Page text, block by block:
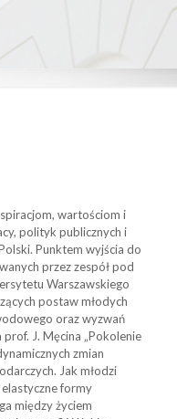
wartościom i
polityk publicznych i
Punktem wyjścia do
przez zespół pod
Warszawskiego
postaw młodych
oraz wyzwań
J. Męcina „Pokolenie
zmian
Jak młodzi
formy
między życiem